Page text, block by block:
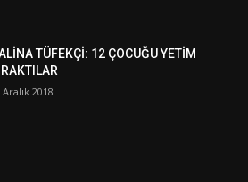
TÜFEKÇİ: 12 ÇOCUĞU YETİM
Aralık 2018